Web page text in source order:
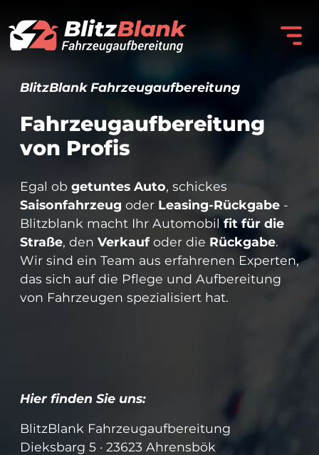
BlitzBlank Fahrzeugaufbereitung
Fahrzeugaufbereitung
von Profis
Egal ob getuntes Auto, schickes
Saisonfahrzeug oder Leasing-Rückgabe -
Blitzblank macht Ihr Automobilfit für die
Straße, den Verkaufoder die Rückgabe.
Wir sind ein Team aus erfahrenen Experten,
das sich auf die Pflege und Aufbereitung
von Fahrzeugen spezialisiert hat.
Hier finden Sie uns:
BlitzBlank Fahrzeugaufbereitung
Dieksbarg 5 · 23623 Ahrensbök